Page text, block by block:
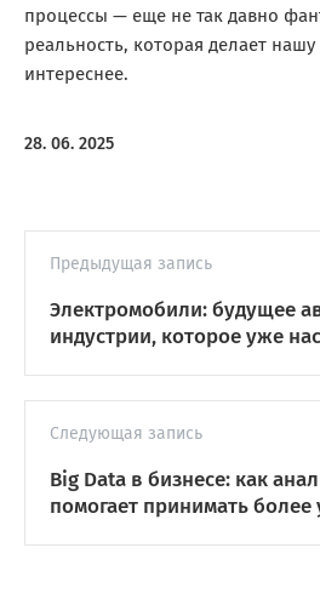
процессы — еще не так давно
реальность, которая делает
интереснее.
28. 06. 2025
Предыдущая запись
Электромобили: будущее
индустрии, которое уже
Следующая запись
Big Data в бизнесе: как
помогает принимать